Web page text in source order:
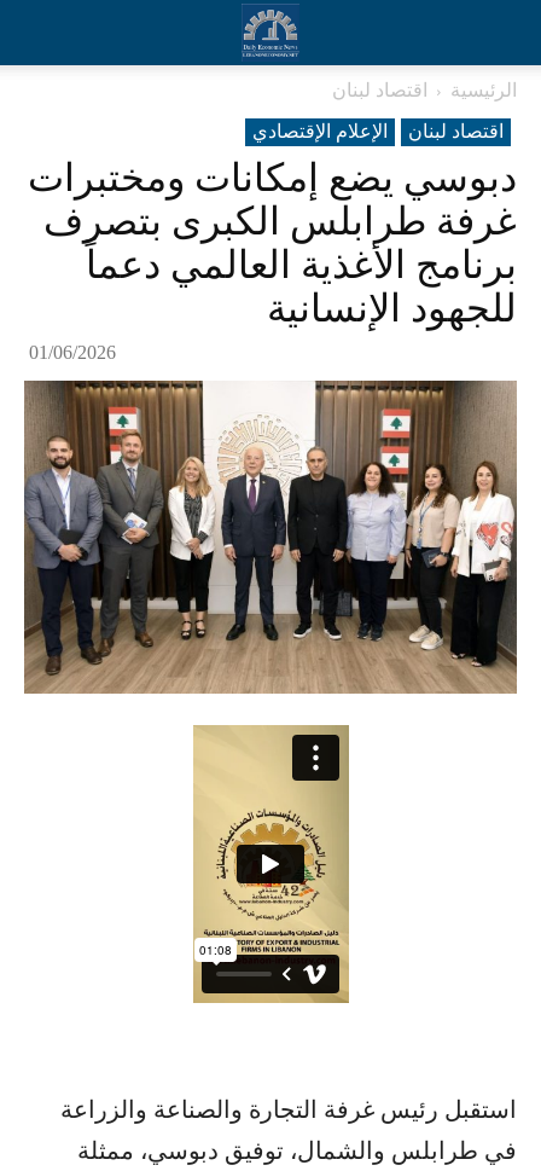
الرئيسية
اقتصاد لبنان
اقتصاد لبنان
الإعلام الإقتصادي
دبوسي يضع إمكانات ومختبرات
غرفة طرابلس الكبرى بتصرف
برنامج الأغذية العالمي دعماً
للجهود الإنسانية
01/06/2026
استقبل رئيس غرفة التجارة والصناعة والزراعة
في طرابلس والشمال، توفيق دبوسي، ممثلة